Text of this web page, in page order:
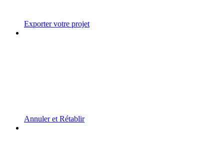
Exporter votre projet
Annuler et Rétablir